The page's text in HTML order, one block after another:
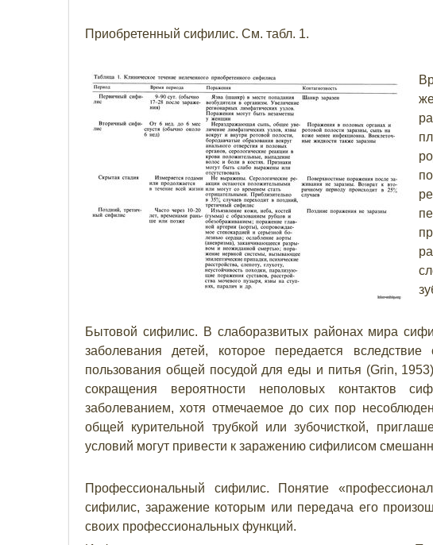
Приобретенный сифилис. См. табл. 1.
Бытовой сифилис. В слаборазвитых районах мира
заболевания детей, которое передается
пользования общей посудой для еды и питья (Grin,
сокращения вероятности неполовых контактов
заболеванием, хотя отмечаемое до сих пор
общей курительной трубкой или зубочисткой,
условий могут привести к заражению сифилисом
Профессиональный сифилис. Понятие
сифилис, заражение которым или передача его
своих профессиональных функций.